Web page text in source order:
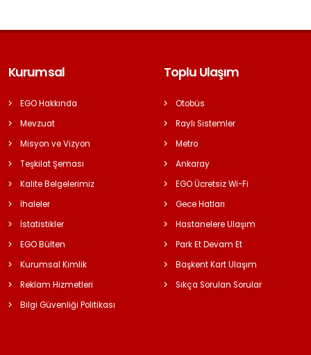
Kurumsal
EGO Hakkında
Mevzuat
Misyon ve Vizyon
Teşkilat Şeması
Kalite Belgelerimiz
İhaleler
İstatistikler
EGO Bülten
Kurumsal Kimlik
Reklam Hizmetleri
Bilgi Güvenliği Politikası
Toplu Ulaşım
Otobüs
Raylı Sistemler
Metro
Ankaray
EGO Ücretsiz Wi-Fi
Gece Hatları
Hastanelere Ulaşım
Park Et Devam Et
Başkent Kart Ulaşım
Sıkça Sorulan Sorular